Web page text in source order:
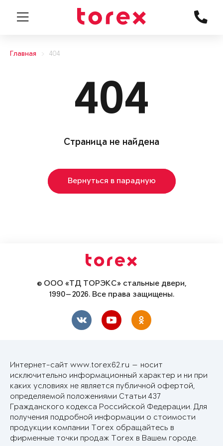
Главная 404
404
Страница не найдена
Вернуться в парадную
© ООО «ТД ТОРЭКС» стальные двери,
1990—2026. Все права защищены.
Интернет-сайт www.torex62.ru — носит
исключительно информационный характер и ни при
каких условиях не является публичной офертой,
определяемой положениями Статьи 437
Гражданского кодекса Российской Федерации. Для
получения подробной информации о стоимости
продукции компании Torex обращайтесь в
фирменные точки продаж Torex в Вашем городе.